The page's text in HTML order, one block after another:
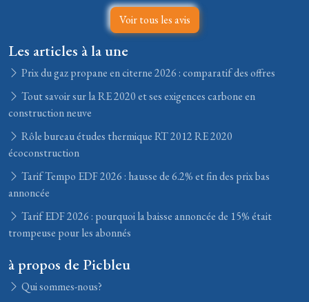
Voir tous les avis
Les articles à la une
Prix du gaz propane en citerne 2026 : comparatif des offres
Tout savoir sur la RE 2020 et ses exigences carbone en
construction neuve
Rôle bureau études thermique RT 2012 RE 2020
écoconstruction
Tarif Tempo EDF 2026 : hausse de 6.2% et fin des prix bas
annoncée
Tarif EDF 2026 : pourquoi la baisse annoncée de 15% était
trompeuse pour les abonnés
à propos de Picbleu
Qui sommes-nous?